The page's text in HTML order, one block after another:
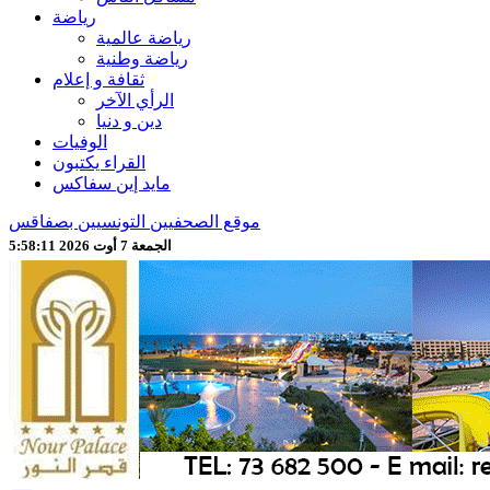
رياضة
رياضة عالمية
رياضة وطنية
ثقافة و إعلام
الرأي الآخر
دين و دنيا
الوفيات
القراء يكتبون
مايد إين سفاكس
موقع الصحفيين التونسيين بصفاقس
الجمعة 7 أوت 2026 5:58:13